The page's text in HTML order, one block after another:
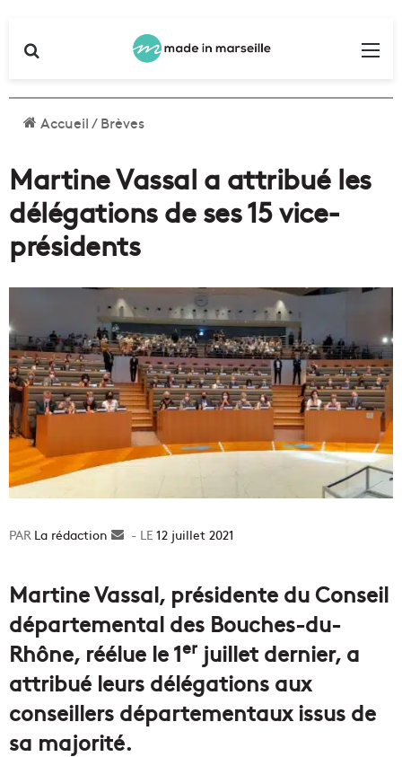
Accueil/Brèves
Martine Vassal a attribué les
délégations de ses 15 vice-
présidents
La rédaction
Envoyer12 juillet 2021
Martine Vassal, présidente du Conseil
départemental des Bouches-du-
Rhône, réélue le 1er juillet dernier, a
attribué leurs délégations aux
conseillers départementaux issus de
sa majorité.